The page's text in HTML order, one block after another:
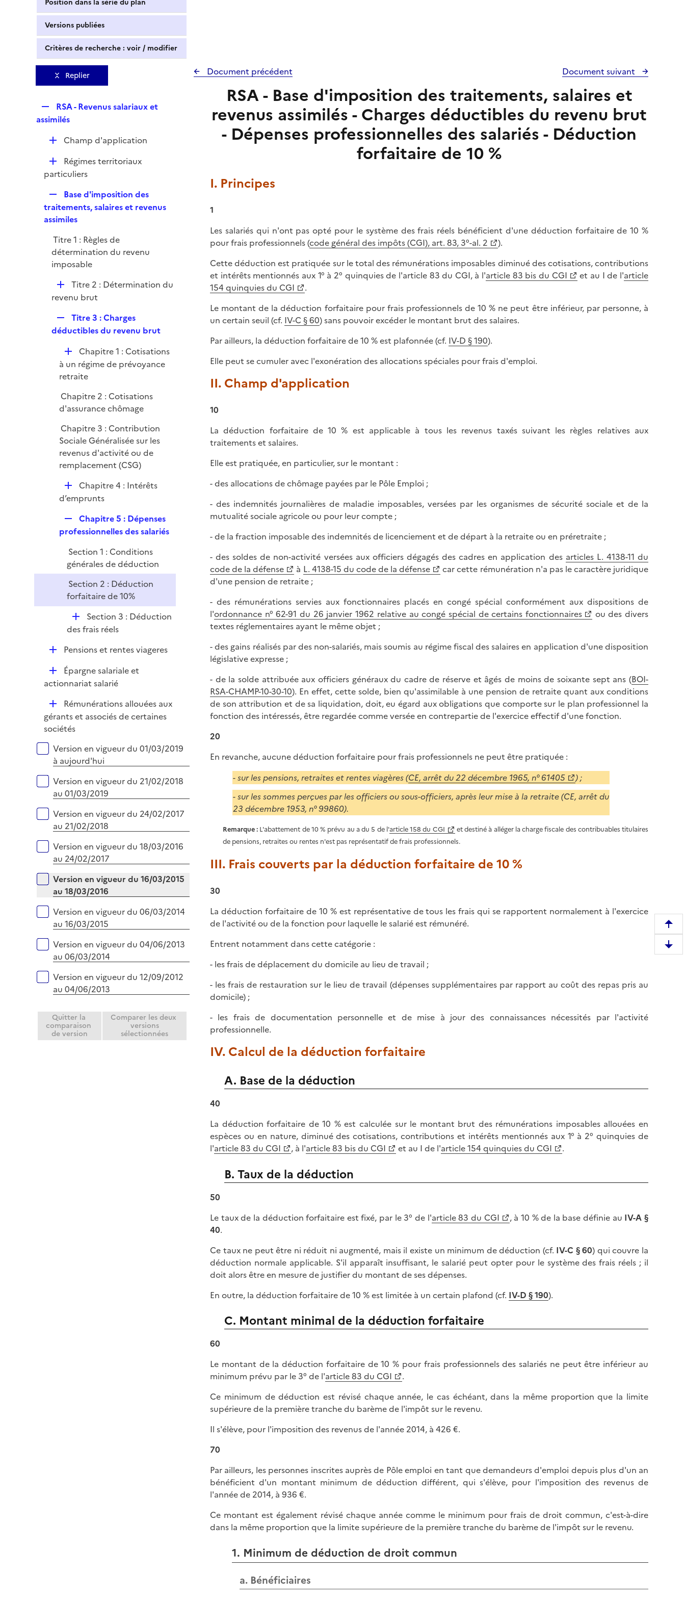
Position dans la série du plan
Versions publiées
Critères de recherche : voir / modifier
Replier
e
l
i
e
r
RSA - Revenus salariaux et
assimilés
D
l
r
Champ d'application
D
é
i
e
r
Régimes territoriaux
particuliers
e
p
i
e
r
Base d'imposition des
traitements, salaires et revenus
assimiles
Titre 1 : Règles de
détermination du revenu
imposable
D
é
i
e
r
Titre 2 : Détermination du
revenu brut
e
l
i
e
r
Titre 3 : Charges
déductibles du revenu brut
D
é
p
i
e
r
Chapitre 1 : Cotisations
à un régime de prévoyance
retraite
Chapitre 2 : Cotisations
d'assurance chômage
Chapitre 3 : Contribution
Sociale Généralisée sur les
revenus d'activité ou de
remplacement (CSG)
D
é
i
r
Chapitre 4 : Intérêts
d’emprunts
e
l
i
Chapitre 5 : Dépenses
professionnelles des salariés
Section 1 : Conditions
générales de déduction
Section 2 : Déduction
forfaitaire de 10%
D
é
l
e
r
Section 3 : Déduction
des frais réels
D
l
r
Pensions et rentes viageres
D
é
i
e
r
Épargne salariale et
actionnariat salarié
D
é
p
i
e
r
Rémunérations allouées aux
gérants et associés de certaines
sociétés
Versions sur la période
Version en vigueur du 01/03/2019
à aujourd'hui
Version en vigueur du 21/02/2018
au 01/03/2019
Version en vigueur du 24/02/2017
au 21/02/2018
Version en vigueur du 18/03/2016
au 24/02/2017
Version en vigueur du 16/03/2015
au 18/03/2016
Version en vigueur du 06/03/2014
au 16/03/2015
Version en vigueur du 04/06/2013
au 06/03/2014
Version en vigueur du 12/09/2012
au 04/06/2013
Quitter la
comparaison
de version
Comparer les deux
versions
sélectionnées
Document précédent Document suivant
RSA - Base d'imposition des traitements, salaires et
revenus assimilés - Charges déductibles du revenu brut
- Dépenses professionnelles des salariés - Déduction
forfaitaire de 10 %
I. Principes
1
Les salariés qui n'ont pas opté pour le système des frais réels bénéficient d'une déduction forfaitaire de 10 %
pour frais professionnels (code général des impôts (CGI), art. 83, 3°-al. 2
).
Cette déduction est pratiquée sur le total des rémunérations imposables diminué des cotisations, contributions
et intérêts mentionnés aux 1° à 2° quinquies de l'article 83 du CGI, à l'article 83 bis du CGI et au I de l'article
154 quinquies du CGI
.
Le montant de la déduction forfaitaire pour frais professionnels de 10 % ne peut être inférieur, par personne, à
un certain seuil (cf. IV-C § 60) sans pouvoir excéder le montant brut des salaires.
Par ailleurs, la déduction forfaitaire de 10 % est plafonnée (cf. IV-D § 190).
Elle peut se cumuler avec l'exonération des allocations spéciales pour frais d'emploi.
II. Champ d'application
10
La déduction forfaitaire de 10 % est applicable à tous les revenus taxés suivant les règles relatives aux
traitements et salaires.
Elle est pratiquée, en particulier, sur le montant :
- des allocations de chômage payées par le Pôle Emploi ;
- des indemnités journalières de maladie imposables, versées par les organismes de sécurité sociale et de la
mutualité sociale agricole ou pour leur compte ;
- de la fraction imposable des indemnités de licenciement et de départ à la retraite ou en préretraite ;
- des soldes de non-activité versées aux officiers dégagés des cadres en application des articles L. 4138-11 du
code de la défense
à L. 4138-15 du code de la défense
car cette rémunération n'a pas le caractère juridique
d'une pension de retraite ;
- des rémunérations servies aux fonctionnaires placés en congé spécial conformément aux dispositions de
l'ordonnance n° 62-91 du 26 janvier 1962 relative au congé spécial de certains fonctionnaires
ou des divers
textes réglementaires ayant le même objet ;
- des gains réalisés par des non-salariés, mais soumis au régime fiscal des salaires en application d'une disposition
législative expresse ;
- de la solde attribuée aux officiers généraux du cadre de réserve et âgés de moins de soixante sept ans (BOI-
RSA-CHAMP-10-30-10). En effet, cette solde, bien qu'assimilable à une pension de retraite quant aux conditions
de son attribution et de sa liquidation, doit, eu égard aux obligations que comporte sur le plan professionnel la
fonction des intéressés, être regardée comme versée en contrepartie de l'exercice effectif d'une fonction.
20
En revanche, aucune déduction forfaitaire pour frais professionnels ne peut être pratiquée :
- sur les pensions, retraites et rentes viagères (CE, arrêt du 22 décembre 1965, n° 61405
) ;
- sur les sommes perçues par les officiers ou sous-officiers, après leur mise à la retraite (CE, arrêt du
23 décembre 1953, n° 99860).
Remarque : L'abattement de 10 % prévu au a du 5 de l'article 158 du CGI
et destiné à alléger la charge fiscale des contribuables titulaires
de pensions, retraites ou rentes n'est pas représentatif de frais professionnels.
III. Frais couverts par la déduction forfaitaire de 10 %
30
La déduction forfaitaire de 10 % est représentative de tous les frais qui se rapportent normalement à l'exercice
de l'activité ou de la fonction pour laquelle le salarié est rémunéré.
Entrent notamment dans cette catégorie :
- les frais de déplacement du domicile au lieu de travail ;
- les frais de restauration sur le lieu de travail (dépenses supplémentaires par rapport au coût des repas pris au
domicile) ;
- les frais de documentation personnelle et de mise à jour des connaissances nécessités par l'activité
professionnelle.
IV. Calcul de la déduction forfaitaire
A. Base de la déduction
40
La déduction forfaitaire de 10 % est calculée sur le montant brut des rémunérations imposables allouées en
espèces ou en nature, diminué des cotisations, contributions et intérêts mentionnés aux 1° à 2° quinquies de
l'article 83 du CGI , à l'article 83 bis du CGI et au I de l'article 154 quinquies du CGI .
B. Taux de la déduction
50
Le taux de la déduction forfaitaire est fixé, par le 3° de l'article 83 du CGI , à 10 % de la base définie au IV-A §
40.
Ce taux ne peut être ni réduit ni augmenté, mais il existe un minimum de déduction (cf. IV-C § 60) qui couvre la
déduction normale applicable. S'il apparaît insuffisant, le salarié peut opter pour le système des frais réels ; il
doit alors être en mesure de justifier du montant de ses dépenses.
En outre, la déduction forfaitaire de 10 % est limitée à un certain plafond (cf. IV-D § 190).
C. Montant minimal de la déduction forfaitaire
60
Le montant de la déduction forfaitaire de 10 % pour frais professionnels des salariés ne peut être inférieur au
minimum prévu par le 3° de l'article 83 du CGI
.
Ce minimum de déduction est révisé chaque année, le cas échéant, dans la même proportion que la limite
supérieure de la première tranche du barème de l'impôt sur le revenu.
Il s'élève, pour l'imposition des revenus de l'année 2014, à 426 €.
70
Par ailleurs, les personnes inscrites auprès de Pôle emploi en tant que demandeurs d'emploi depuis plus d'un an
bénéficient d'un montant minimum de déduction différent, qui s'élève, pour l'imposition des revenus de
l'année de 2014, à 936 €.
Ce montant est également révisé chaque année comme le minimum pour frais de droit commun, c'est-à-dire
dans la même proportion que la limite supérieure de la première tranche du barème de l'impôt sur le revenu.
1. Minimum de déduction de droit commun
a. Bénéficiaires
e
m
D